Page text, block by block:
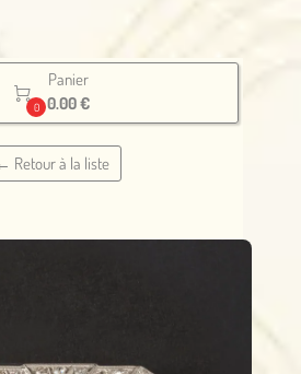

0
Panier
0.00 €
Retour à la liste